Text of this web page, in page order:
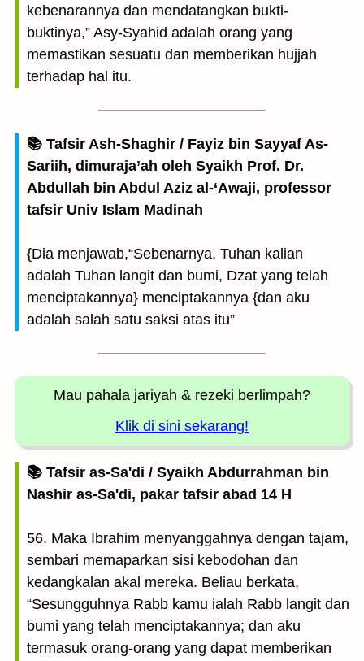
kebenarannya dan mendatangkan bukti-
buktinya,” Asy-Syahid adalah orang yang
memastikan sesuatu dan memberikan hujjah
terhadap hal itu.
📚 Tafsir Ash-Shaghir / Fayiz bin Sayyaf As-
Sariih, dimuraja’ah oleh Syaikh Prof. Dr.
Abdullah bin Abdul Aziz al-‘Awaji, professor
tafsir Univ Islam Madinah
{Dia menjawab,“Sebenarnya, Tuhan kalian
adalah Tuhan langit dan bumi, Dzat yang telah
menciptakannya} menciptakannya {dan aku
adalah salah satu saksi atas itu”
Mau pahala jariyah & rezeki berlimpah?
Klik di sini sekarang!
📚 Tafsir as-Sa'di / Syaikh Abdurrahman bin
Nashir as-Sa'di, pakar tafsir abad 14 H
56. Maka Ibrahim menyanggahnya dengan tajam,
sembari memaparkan sisi kebodohan dan
kedangkalan akal mereka. Beliau berkata,
“Sesungguhnya Rabb kamu ialah Rabb langit dan
bumi yang telah menciptakannya; dan aku
termasuk orang-orang yang dapat memberikan